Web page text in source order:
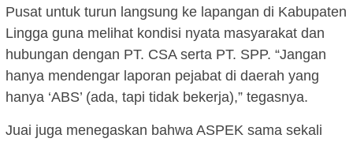
Pusat untuk turun langsung ke lapangan di Kabupaten
Lingga guna melihat kondisi nyata masyarakat dan
hubungan dengan PT. CSA serta PT. SPP. “Jangan
hanya mendengar laporan pejabat di daerah yang
hanya ‘ABS’ (ada, tapi tidak bekerja),” tegasnya.
Juai juga menegaskan bahwa ASPEK sama sekali